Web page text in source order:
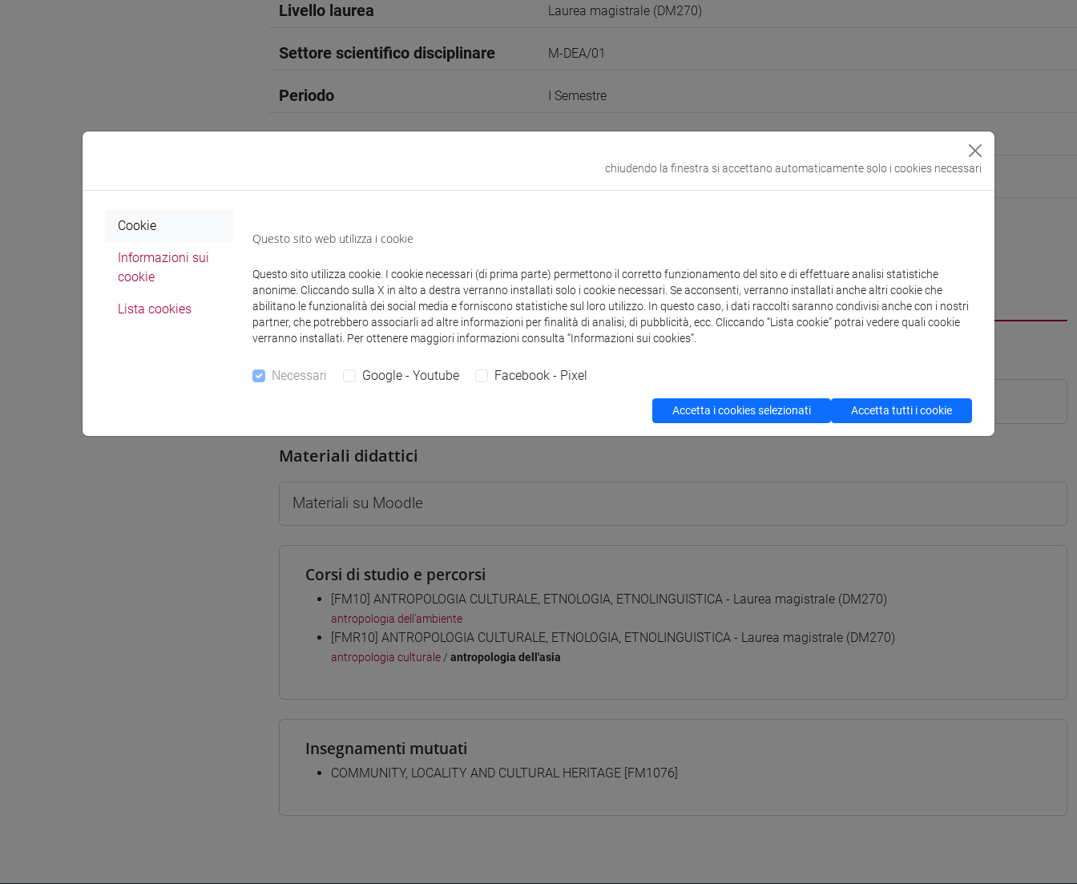
Livello laurea Laurea magistrale (DM270)
Settore scientifico disciplinare M-DEA/01
Periodo I Semestre
Sede
Docenti e corsi di laurea Programma
Materiali didattici
Materiali su Moodle
Corsi di studio e percorsi
[FM10] ANTROPOLOGIA CULTURALE, ETNOLOGIA, ETNOLINGUISTICA - Laurea magistrale (DM270)
antropologia dell'ambiente
[FMR10] ANTROPOLOGIA CULTURALE, ETNOLOGIA, ETNOLINGUISTICA - Laurea magistrale (DM270)
antropologia culturale / antropologia dell'asia
Insegnamenti mutuati
COMMUNITY, LOCALITY AND CULTURAL HERITAGE [FM1076]
chiudendo la finestra si accettano automaticamente solo i cookies necessari
Cookie
Informazioni sui
cookie
Lista cookies
Questo sito web utilizza i cookie
Questo sito utilizza cookie. I cookie necessari (di prima parte) permettono il corretto funzionamento del sito e di effettuare analisi statistiche
anonime. Cliccando sulla X in alto a destra verranno installati solo i cookie necessari. Se acconsenti, verranno installati anche altri cookie che
abilitano le funzionalità dei social media e forniscono statistiche sul loro utilizzo. In questo caso, i dati raccolti saranno condivisi anche con i nostri
partner, che potrebbero associarli ad altre informazioni per finalità di analisi, di pubblicità, ecc. Cliccando “Lista cookie” potrai vedere quali cookie
verranno installati. Per ottenere maggiori informazioni consulta “Informazioni sui cookies”.
Necessari Google - Youtube Facebook - Pixel
Accetta i cookies selezionati Accetta tutti i cookie